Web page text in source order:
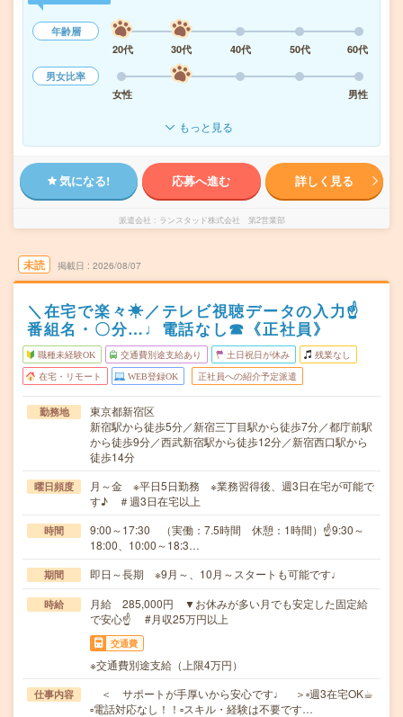
年齢層
20代
30代 40代 50代
60代
男女比率
女性
男性
もっと見る
気になる! 応募へ進む 詳しく見る
派遣会社 ランスタッド株式会社 第2営業部
未読 掲載日 2026/08/07
＼在宅で楽々☀／テレビ視聴データの入力☝
番組名・〇分…♩電話なし☎《正社員》
職種未経験OK 交通費別途支給あり 土日祝日が休み 残業なし
在宅・リモート WEB登録OK 正社員への紹介予定派遣
勤務地
東京都新宿区
新宿駅から徒歩5分／新宿三丁目駅から徒歩7分／都庁前駅
から徒歩9分／西武新宿駅から徒歩12分／新宿西口駅から
徒歩14分
曜日頻度
月～金 ※平日5日勤務 ※業務習得後、週3日在宅が可能で
す♪ ＃週3日在宅以上
時間
9:00～17:30 （実働：7.5時間 休憩：1時間）☝9:30～
18:00、10:00～18:3…
期間 即日～長期 ※9月～、10月～スタートも可能です♩
時給
月給 285,000円 ▼お休みが多い月でも安定した固定給
で安心☝ #月収25万円以上
交通費
※交通費別途支給（上限4万円）
仕事内容
＜ サポートが手厚いから安心です♩ ＞▫週3在宅OK☕︎
▫電話対応なし！！▫スキル・経験は不要です…